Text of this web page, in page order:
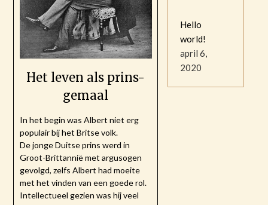
Het leven als prins-
gemaal
In het begin was Albert niet erg
populair bij het Britse volk.
De jonge Duitse prins werd in
Groot-Brittannië met argusogen
gevolgd, zelfs Albert had moeite
met het vinden van een goede rol.
Intellectueel gezien was hij veel
Hello
world!
april 6,
2020